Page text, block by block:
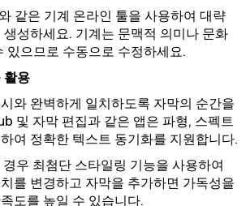
같은 기계 온라인 툴을 사용하여 대략
성하세요. 기계는 문맥적 의미나 문화
있으므로 수동으로 수정하세요.
활용
와 완벽하게 일치하도록 자막의 순간을
및 자막 편집과 같은 앱은 파형, 스펙트
여 정확한 텍스트 동기화를 지원합니다.
우 최첨단 스타일링 기능을 사용하여
를 변경하고 자막을 추가하면 가독성을
도를 높일 수 있습니다.